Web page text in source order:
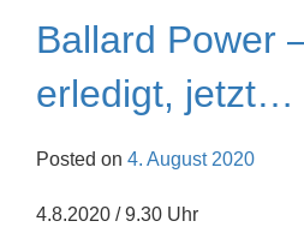
Ballard Power
erledigt, jetzt…
Posted on 4. August 2020
4.8.2020 / 9.30 Uhr